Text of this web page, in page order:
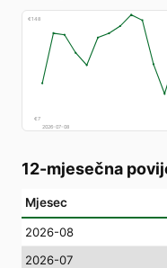
€148
€7
2026-07-08
12-mjesečna
Mjesec
2026-08
2026-07